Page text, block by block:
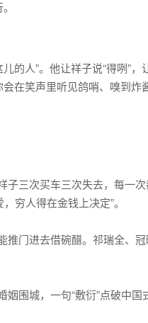
的人”。他让祥子说“得咧”
在笑声里听见鸽哨、嗅到
三次买车三次失去，每一次
穷人得在金钱上决定”。
推门进去借碗醋。祁瑞全、
围城，一句“敷衍”点破中